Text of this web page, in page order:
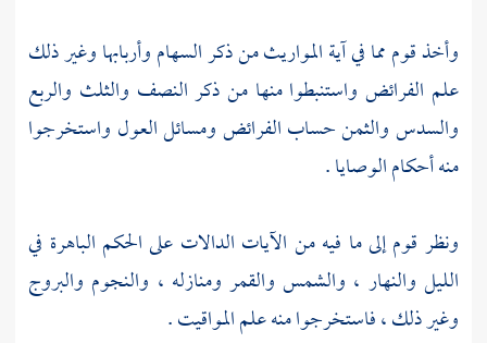
وأخذ قوم مما في آية المواريث من ذكر السهام وأربابها وغير ذلك
علم الفرائض واستنبطوا منها من ذكر النصف والثلث والربع
والسدس والثمن حساب الفرائض ومسائل العول واستخرجوا
منه أحكام الوصايا .
ونظر قوم إلى ما فيه من الآيات الدالات على الحكم الباهرة في
الليل والنهار ، والشمس والقمر ومنازله ، والنجوم والبروج
وغير ذلك ، فاستخرجوا منه علم المواقيت .